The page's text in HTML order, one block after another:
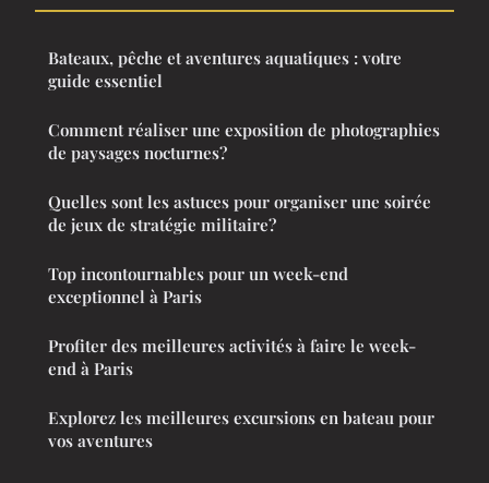
Bateaux, pêche et aventures aquatiques : votre
guide essentiel
Comment réaliser une exposition de photographies
de paysages nocturnes?
Quelles sont les astuces pour organiser une soirée
de jeux de stratégie militaire?
Top incontournables pour un week-end
exceptionnel à Paris
Profiter des meilleures activités à faire le week-
end à Paris
Explorez les meilleures excursions en bateau pour
vos aventures